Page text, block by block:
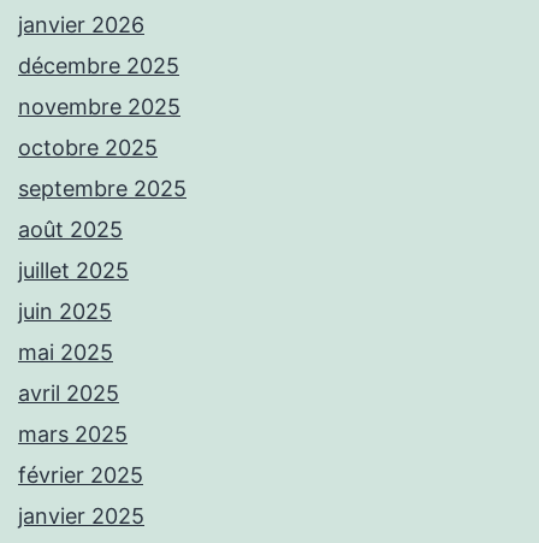
janvier 2026
décembre 2025
novembre 2025
octobre 2025
septembre 2025
août 2025
juillet 2025
juin 2025
mai 2025
avril 2025
mars 2025
février 2025
janvier 2025